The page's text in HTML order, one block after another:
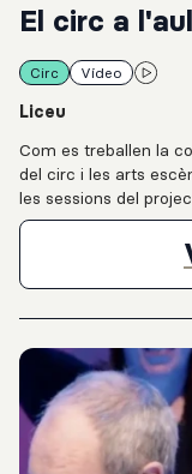
El circ a
Circ Vídeo
Liceu
Com es treballen la
del circ i les arts
les sessions del
Somnis', producció
amb l’artista i
d’Hebron. A través
moviment i treball en
confiança, el
escèniques per
dins l’aula.